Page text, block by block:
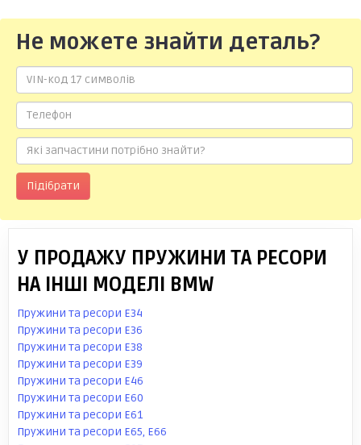
Не можете знайти деталь?
Підібрати
У ПРОДАЖУ ПРУЖИНИ ТА РЕСОРИ
НА ІНШІ МОДЕЛІ BMW
Пружини та ресори E34
Пружини та ресори E36
Пружини та ресори E38
Пружини та ресори E39
Пружини та ресори E46
Пружини та ресори E60
Пружини та ресори E61
Пружини та ресори E65, E66